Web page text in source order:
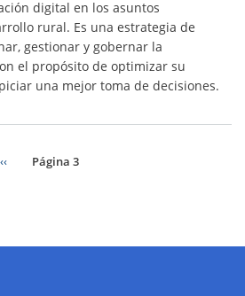
digital en los asuntos
rural. Es una estrategia de
gestionar y gobernar la
el propósito de optimizar su
una mejor toma de decisiones.
Página
‹‹ Página 3